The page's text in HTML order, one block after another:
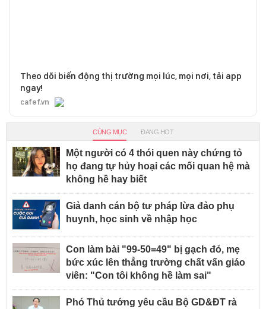
Theo dõi biến động thị trường mọi lúc, mọi nơi, tải app
ngay!
cafef.vn
CÙNG MỤC ĐANG HOT
Một người có 4 thói quen này chứng tỏ
họ đang tự hủy hoại các mối quan hệ mà
không hề hay biết
Giả danh cán bộ tư pháp lừa đảo phụ
huynh, học sinh về nhập học
Con làm bài "99-50=49" bị gạch đỏ, mẹ
bức xúc lên thẳng trường chất vấn giáo
viên: "Con tôi không hề làm sai"
Phó Thủ tướng yêu cầu Bộ GD&ĐT rà